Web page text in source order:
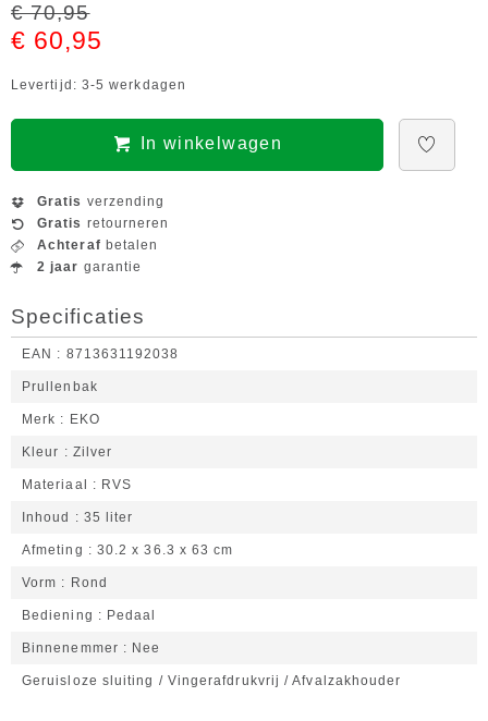
€ 70,95
€ 60,95
Levertijd: 3-5 werkdagen
In winkelwagen
Gratis verzending
Gratis retourneren
Achteraf betalen
2 jaar garantie
Specificaties
EAN 8713631192038
Prullenbak
Merk EKO
Kleur Zilver
Materiaal RVS
Inhoud 35 liter
Afmeting 30.2 x 36.3 x 63 cm
Vorm Rond
Bediening Pedaal
Binnenemmer Nee
Geruisloze sluiting / Vingerafdrukvrij / Afvalzakhouder